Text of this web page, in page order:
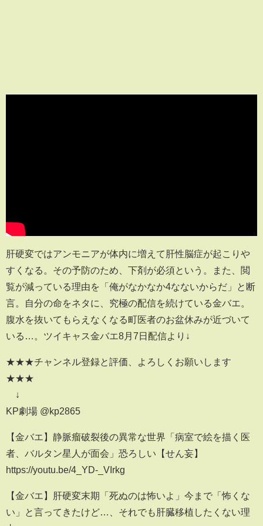
肝硬変ではアンモニアが体内に増えて肝性脳症が起こりや
すくなる。その予防のため、下剤が必須という。また、閲
覧が減っている理由を「俺がなかなか4なないからだ」と断
言。自分の命をネタに、究極の配信を続けている金バエ。
腹水を抜いてもらえなくなる町医者のお盆休みが近づいて
いる…。ツイキャス金バエ8月7日配信より↓
★★★チャンネル登録と評価、よろしくお願いします
★★★
↓
KP劇場 @kp2865
【金バエ】静脈瘤破裂後の異常な世界「病室で絵を描く医
者、バルタン星人が面会」恐ろしい【せん妄】
https://youtu.be/4_YD-_VIrkg
【金バエ】肝硬変末期「死ぬのは怖いよ」今まで「怖くな
い」と言ってきたけど…、それでも肝臓移植したくない理